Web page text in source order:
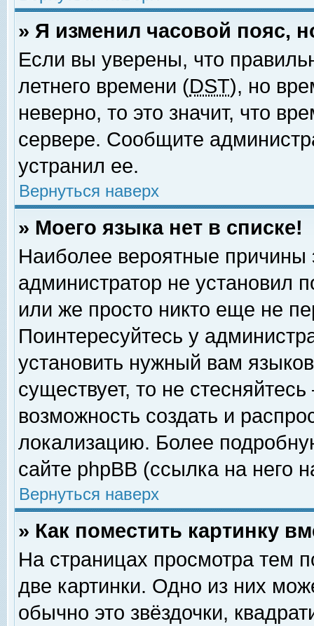
» Я изменил часовой пояс,
Если вы уверены, что
летнего времени (DST), но
неверно, то это значит, что
сервере. Сообщите
устранил ее.
Вернуться наверх
» Моего языка нет в списке!
Наиболее вероятные причины
администратор не установил
или же просто никто еще не
Поинтересуйтесь у
установить нужный вам
существует, то не
возможность создать и
локализацию. Более
сайте phpBB (ссылка на него
Вернуться наверх
» Как поместить картинку
На страницах просмотра тем
две картинки. Одно из них
обычно это звёздочки,